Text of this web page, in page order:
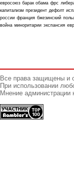
евросоюз барак обама фрс
капитализм президент дефолт
россии франция бжезинский
война миноритарии экспансия
Все права защищены и
При использовании
Мнение администрации